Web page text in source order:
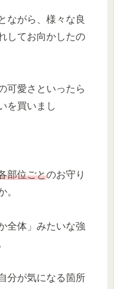
ながら、様々な良
してお向かしたの
可愛さといったら
を買いまし
部位ごとのお守り
。
全体」みたいな強
分が気になる箇所